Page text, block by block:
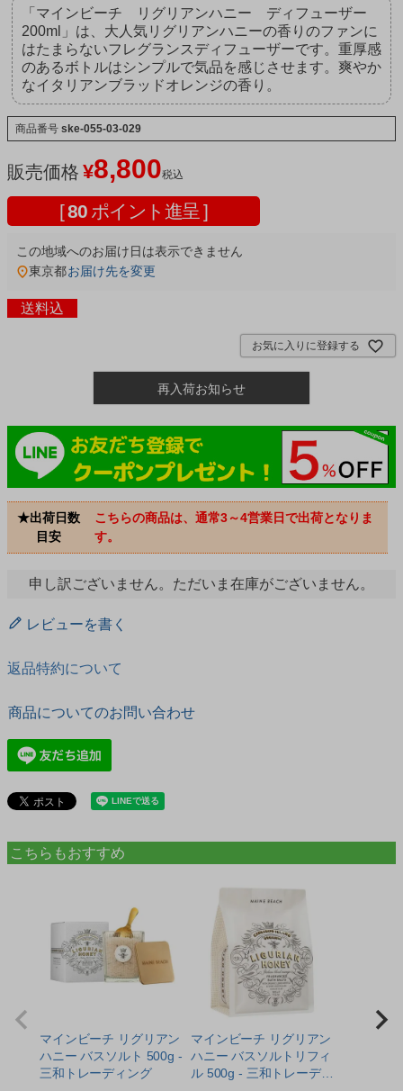
「マインビーチ リグリアンハニー ディフューザー
200ml」は、大人気リグリアンハニーの香りのファンに
はたまらないフレグランスディフューザーです。重厚感
のあるボトルはシンプルで気品を感じさせます。爽やか
なイタリアンブラッドオレンジの香り。
商品番号 ske-055-03-029
販売価格 ¥8,800税込
[80 ポイント進呈 ]
この地域へのお届け日は表示できません
東京都お届け先を変更
送料込
お気に入りに登録する
再入荷お知らせ
★出荷日数
目安
こちらの商品は、通常3～4営業日で出荷となりま
す。
申し訳ございません。ただいま在庫がございません。
レビューを書く
返品特約について
商品についてのお問い合わせ
こちらもおすすめ
マインビーチ リグリアン
ハニー バスソルト 500g -
三和トレーディング
マインビーチ リグリアン
ハニー バスソルトリフィ
ル 500g - 三和トレーディ